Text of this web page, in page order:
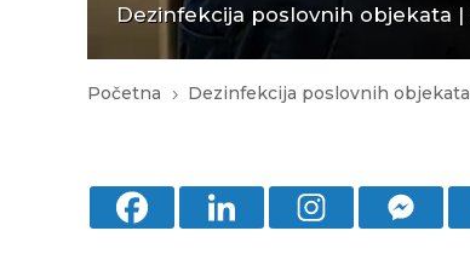
Dezinfekcija poslovnih objekata |
Početna 5 Dezinfekcija poslovnih objekata